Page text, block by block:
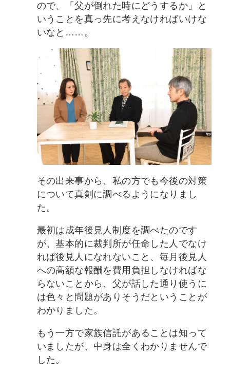
ので、「父が倒れた時にどうするか」と
いうことを真っ先に考えなければいけな
いなと……。
その出来事から、私の方でも今後の対策
について真剣に調べるようになりまし
た。
最初は成年後見人制度を調べたのです
が、基本的に裁判所が任命した人でなけ
れば後見人になれないこと、毎月後見人
への高額な報酬を費用負担しなければな
らないことから、父が話した通り使うに
は色々と問題がありそうだということが
わかりました。
もう一方で家族信託があることは知って
いましたが、中身は全くわかりませんで
した。